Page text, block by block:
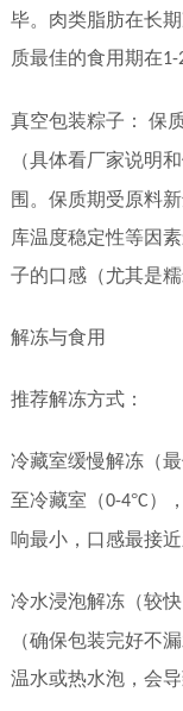
毕。肉类脂肪在长
质最佳的食用期在1-
真空包装粽子： 保
（具体看厂家说明
围。保质期受原料
库温度稳定性等因
子的口感（尤其是
解冻与食用
推荐解冻方式：
冷藏室缓慢解冻（最
至冷藏室（0-4°C）
响最小，口感最接近
冷水浸泡解冻（较快
（确保包装完好不
温水或热水泡，会